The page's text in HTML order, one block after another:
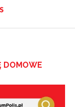
DOMOWE